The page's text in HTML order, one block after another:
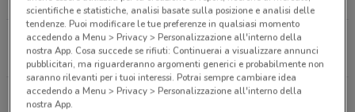
Via Nizza, 9 Rivoli
447 m
APERTO
Corso Susa, 104 Rivoli
scientifiche e statistiche, analisi basate sulla posizione e analisi delle
tendenze. Puoi modificare le tue preferenze in qualsiasi momento
accedendo a Menu > Privacy > Personalizzazione all'interno della
nostra App. Cosa succede se rifiuti: Continuerai a visualizzare annunci
pubblicitari, ma riguarderanno argomenti generici e probabilmente non
saranno rilevanti per i tuoi interessi. Potrai sempre cambiare idea
accedendo a Menu > Privacy > Personalizzazione all'interno della
nostra App.